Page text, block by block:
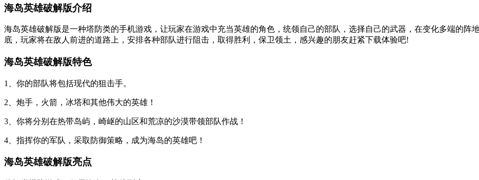
海岛英雄破解版介绍
海岛英雄破解版是一种塔防类的手机游戏，让玩家在游戏中充当英雄的角色，统领自己的部队，选择自己的武器，在变化多端的阵
底，玩家将在敌人前进的道路上，安排各种部队进行阻击，取得胜利，保卫领土，感兴趣的朋友赶紧下载体验吧!
海岛英雄破解版特色
1、你的部队将包括现代的狙击手。
2、炮手，火箭，冰塔和其他伟大的英雄！
3、你将分别在热带岛屿，崎岖的山区和荒凉的沙漠带领部队作战！
4、指挥你的军队，采取防御策略，成为海岛的英雄吧！
海岛英雄破解版亮点